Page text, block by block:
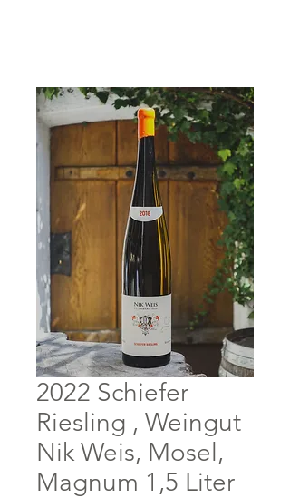
2022 Schiefer
Riesling , Weingut
Nik Weis, Mosel,
Magnum 1,5 Liter